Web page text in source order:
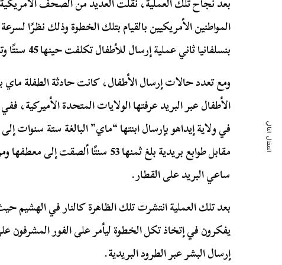
المواطنين الأمريكيين بالقيام بتلك الخطوة وذلك نظرًا
بنسلفانيا ثاني عملية إرسال للأطفال تكلفت حينها 45 سنتًا وتكفل بها ساعي البريد جيمس بيرلي.
ومع تعدد حالات إرسال الأطفال، كانت حادثة الطفلة
مقابل طوابع بريدية بلغ ثمنها 53 سنتًا
ساعي البريد على القطار.
بعد تلك العملية انتشرت تلك الظاهرة كالنار في الهشيم
يفكرون في إتخاذ تكل الخطوة ليأمر على الفور المشرفون
إرسال البشر عبر الطرود البريدية.
المقال التالي